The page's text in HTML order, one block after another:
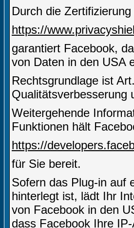
Durch die
https://
garantiert Facebook,
von Daten in den USA
Rechtsgrundlage ist
Qualitätsverbesserung
Weitergehende
Funktionen hält
https://
für Sie bereit.
Sofern das Plug-in auf
hinterlegt ist, lädt Ihr
von Facebook in den
dass Facebook Ihre